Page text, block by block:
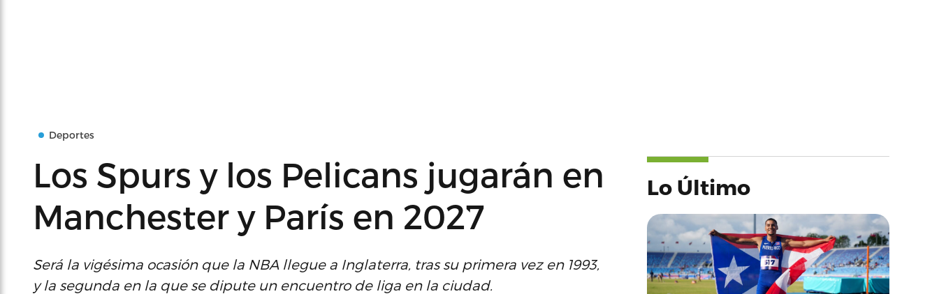
Deportes
Los Spurs y los Pelicans jugarán en
Manchester y París en 2027
Será la vigésima ocasión que la NBA llegue a Inglaterra, tras su primera vez en 1993,
y la segunda en la que se dipute un encuentro de liga en la ciudad.
Lo Último